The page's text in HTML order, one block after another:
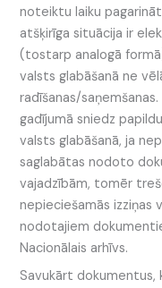
noteiktu laiku
atšķirīga situācija ir
(tostarp analogā
valsts glabāšanā ne
radīšanas/
gadījumā sniedz
valsts glabāšanā, ja
saglabātas nodoto
vajadzībām, tomēr
nepieciešamās izziņas
nodotajiem
Nacionālais arhīvs.
Savukārt dokumentus,